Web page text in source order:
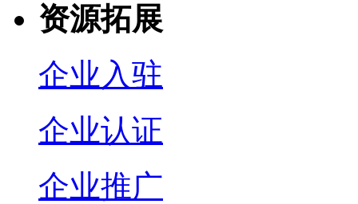
资源拓展
企业入驻
企业认证
企业推广